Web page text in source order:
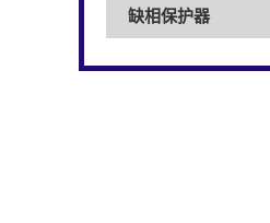
缺相保护器